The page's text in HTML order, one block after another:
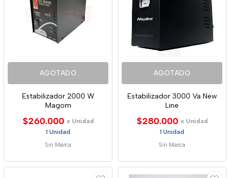
AGOTADO
Estabilizador 2000 W
Magom
$260.000 x Unidad
1 Unidad
Sin Marca
AGOTADO
Estabilizador 3000 Va New
Line
$280.000 x Unidad
1 Unidad
Sin Marca